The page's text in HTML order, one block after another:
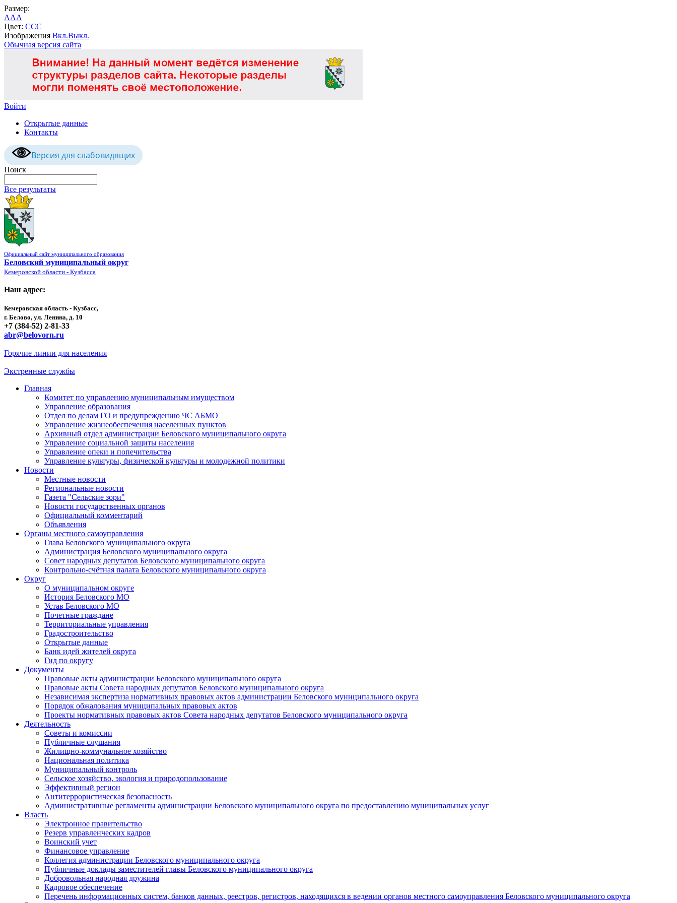
Размер:
AAA
Цвет: CCC
Изображения Вкл.Выкл.
Обычная версия сайта
Войти
Открытые данные
Контакты
Версия для слабовидящих
Поиск
Все результаты
Официальный сайт муниципального образования
Беловский муниципальный округ
Кемеровской области - Кузбасса
Наш адрес:
Кемеровская область - Кузбасс,
г. Белово, ул. Ленина, д. 10
+7 (384-52) 2-81-33
abr@belovorn.ru
Горячие линии для населения
Экстренные службы
Главная
Комитет по управлению муниципальным имуществом
Управление образования
Отдел по делам ГО и предупреждению ЧС АБМО
Управление жизнеобеспечения населенных пунктов
Архивный отдел администрации Беловского муниципального округа
Управление социальной защиты населения
Управление опеки и попечительства
Управление культуры, физической культуры и молодежной политики
Новости
Местные новости
Региональные новости
Газета "Сельские зори"
Новости государственных органов
Официальный комментарий
Объявления
Органы местного самоуправления
Глава Беловского муниципального округа
Администрация Беловского муниципального округа
Совет народных депутатов Беловского муниципального округа
Контрольно-счётная палата Беловского муниципального округа
Округ
О муниципальном округе
История Беловского МО
Устав Беловского МО
Почетные граждане
Территориальные управления
Градостроительство
Открытые данные
Банк идей жителей округа
Гид по округу
Документы
Правовые акты администрации Беловского муниципального округа
Правовые акты Совета народных депутатов Беловского муниципального округа
Независимая экспертиза нормативных правовых актов администрации Беловского муниципального округа
Порядок обжалования муниципальных правовых актов
Проекты нормативных правовых актов Совета народных депутатов Беловского муниципального округа
Деятельность
Советы и комиссии
Публичные слушания
Жилищно-коммунальное хозяйство
Национальная политика
Муниципальный контроль
Сельское хозяйство, экология и природопользование
Эффективный регион
Антитеррористическая безопасность
Административные регламенты администрации Беловского муниципального округа по предоставлению муниципальных услуг
Власть
Электронное правительство
Резерв управленческих кадров
Воинский учет
Финансовое управление
Коллегия администрации Беловского муниципального округа
Публичные доклады заместителей главы Беловского муниципального округа
Добровольная народная дружина
Кадровое обеспечение
Перечень информационных систем, банков данных, реестров, регистров, находящихся в ведении органов местного самоуправления Беловского муниципального округа